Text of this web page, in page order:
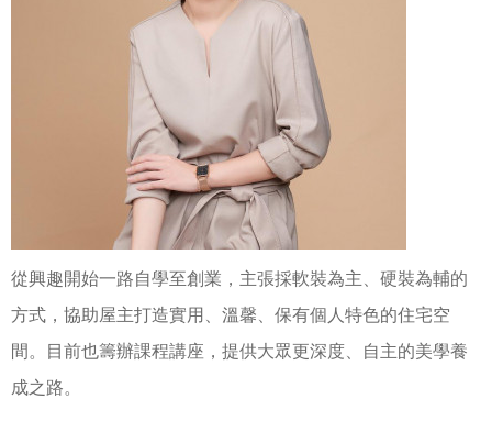
從興趣開始一路自學至創業，主張採軟裝為主、硬裝為輔的
方式，協助屋主打造實用、溫馨、保有個人特色的住宅空
間。目前也籌辦課程講座，提供大眾更深度、自主的美學養
成之路。